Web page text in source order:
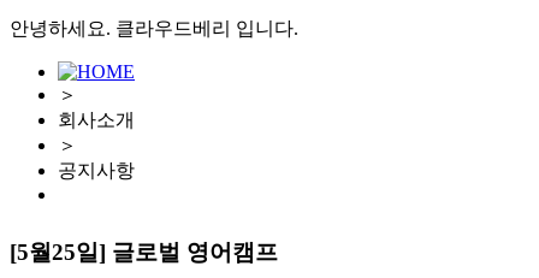
안녕하세요. 클라우드베리 입니다.
＞
회사소개
＞
공지사항
[5월25일] 글로벌 영어캠프